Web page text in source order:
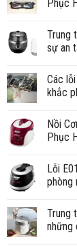
Phục
Trung
sự an
Các
khắc
Nồi
Phục
Lỗi
phòng
Trung
những